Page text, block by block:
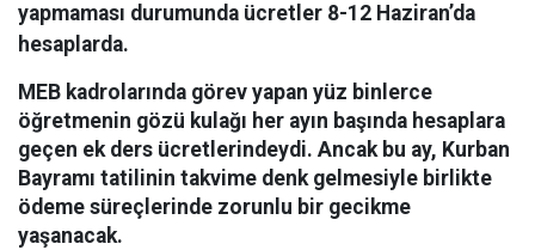
yapmaması durumunda ücretler 8-12 Haziran’da
hesaplarda.
MEB kadrolarında görev yapan yüz binlerce
öğretmenin gözü kulağı her ayın başında hesaplara
geçen ek ders ücretlerindeydi. Ancak bu ay, Kurban
Bayramı tatilinin takvime denk gelmesiyle birlikte
ödeme süreçlerinde zorunlu bir gecikme
yaşanacak.